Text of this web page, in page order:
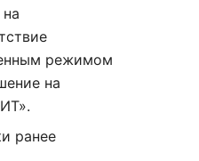
режимом
на
ранее